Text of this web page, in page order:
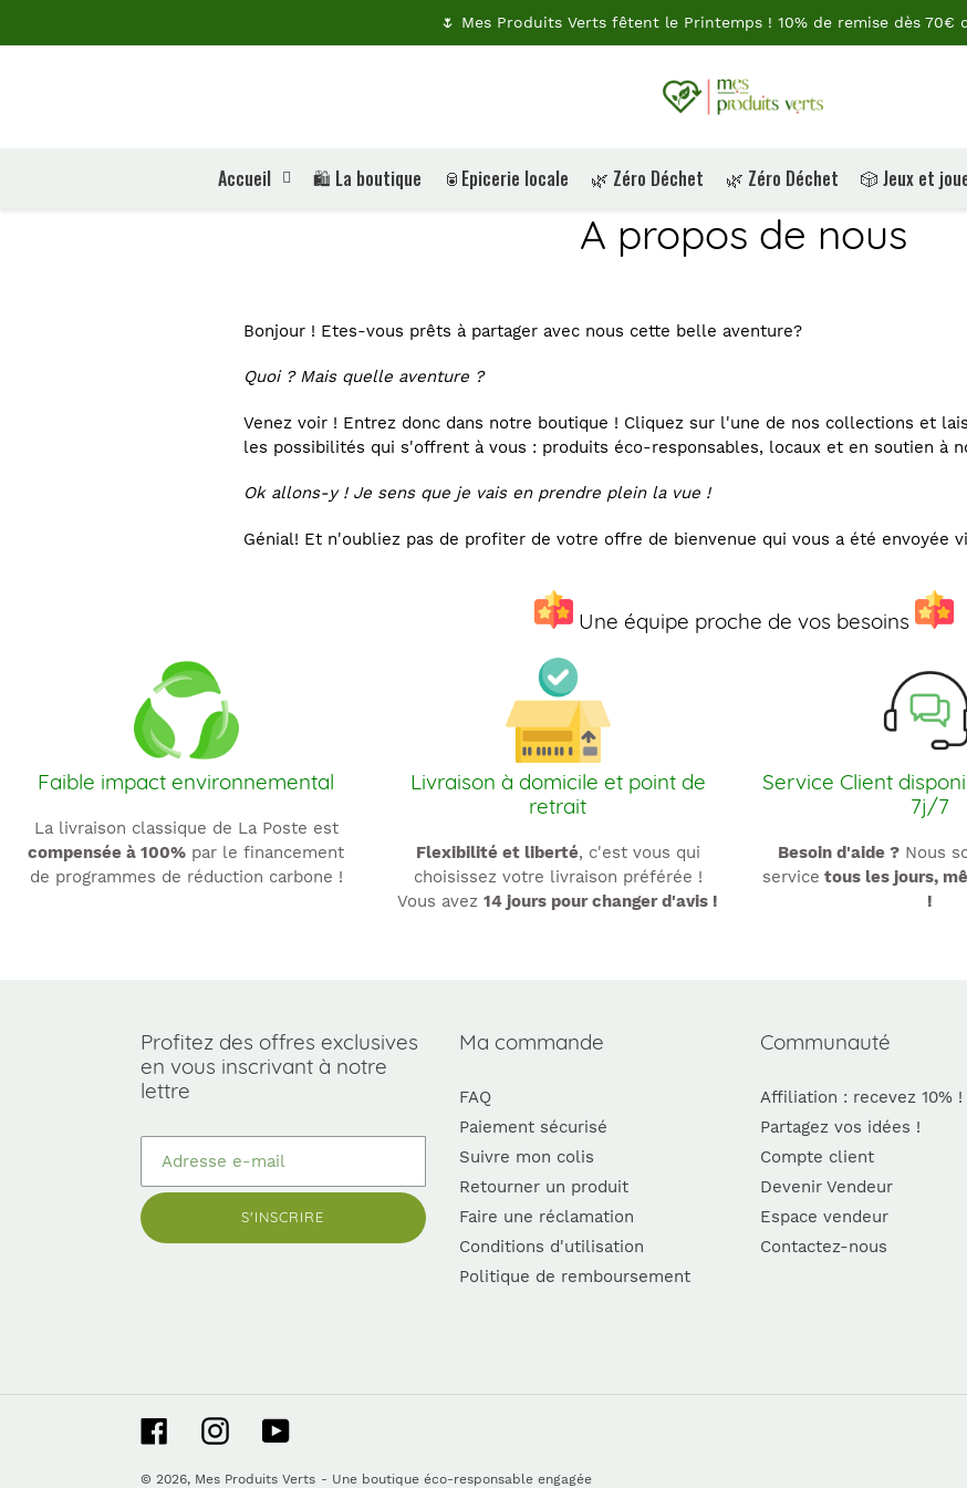
🌷 Mes Produits Verts fêtent le Printemps ! 10% de remise dès 70€
Accueil 🛍️ La boutique 🥫Epicerie locale 🌿 Zéro Déchet 🌿 Zéro Déchet 🎲 Jeux et
A propos de nous
Bonjour ! Etes-vous prêts à partager avec nous cette belle aventure?
Quoi ? Mais quelle aventure ?
Venez voir ! Entrez donc dans notre boutique ! Cliquez sur l'une de nos collections et
les possibilités qui s'offrent à vous : produits éco-responsables, locaux et en soutien à
Ok allons-y ! Je sens que je vais en prendre plein la vue !
Génial! Et n'oubliez pas de profiter de votre offre de bienvenue qui vous a été envoyée
Une équipe proche de vos besoins
Faible impact environnemental
La livraison classique de La Poste est
compensée à 100% par le financement
de programmes de réduction carbone !
Livraison à domicile et point de
retrait
Flexibilité et liberté, c'est vous qui
choisissez votre livraison préférée !
Vous avez 14 jours pour changer d'avis !
Service Client
7j/7
Besoin d'aide ?Nous
service tous les jours,
!
Profitez des offres exclusives
en vous inscrivant à notre
lettre
S'INSCRIRE
Ma commande
FAQ
Paiement sécurisé
Suivre mon colis
Retourner un produit
Faire une réclamation
Conditions d'utilisation
Politique de remboursement
Communauté
Affiliation : recevez 10% !
Partagez vos idées !
Compte client
Devenir Vendeur
Espace vendeur
Contactez-nous
FacebookInstagramYouTube
© 2026, Mes Produits Verts - Une boutique éco-responsable engagée